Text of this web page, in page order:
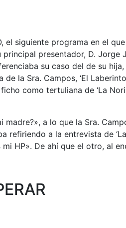
siguiente programa en el
presentador, D. Jorge
su caso del de su hija,
la Sra. Campos, ‘El
como tertuliana de ‘La
a lo que la Sra.
a la entrevista de
HP». De ahí que el otro, al